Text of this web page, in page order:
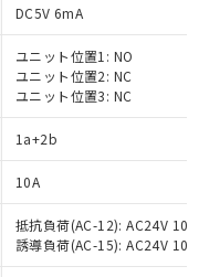
DC5V 6mA
ユニット位置1: NO
ユニット位置2: NC
ユニット位置3: NC
1a+2b
10A
抵抗負荷(AC-12): AC24V 10A/
誘導負荷(AC-15): AC24V
（10物質）の
可能な商品で
物質）の非含